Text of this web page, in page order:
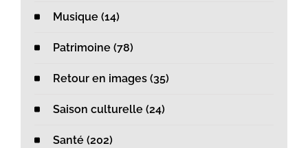
Musique (14)
Patrimoine (78)
Retour en images (35)
Saison culturelle (24)
Santé (202)